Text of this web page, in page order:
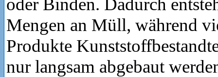
Mengen an Müll, während
Produkte
nur langsam abgebaut